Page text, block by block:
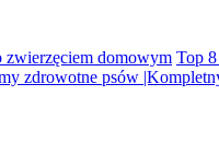
zwierzęciem domowym Top 8
zdrowotne psów